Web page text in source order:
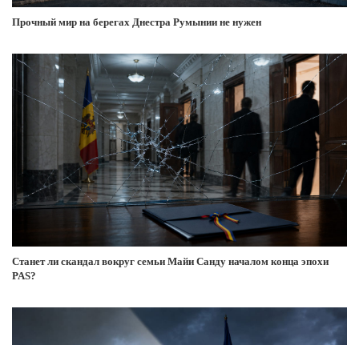
Прочный мир на берегах Днестра Румынии не нужен
Станет ли скандал вокруг семьи Майи Санду началом конца эпохи
PAS?